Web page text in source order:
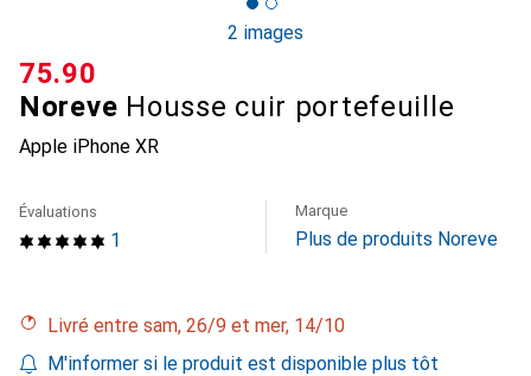
2 images
Noreve Housse cuir portefeuille
Apple iPhone XR
CHF
75.90
1
Évaluations Marque
Plus de produits Noreve
Livré entre sam, 26/9 et mer, 14/10
M'informer si le produit est disponible plus tôt